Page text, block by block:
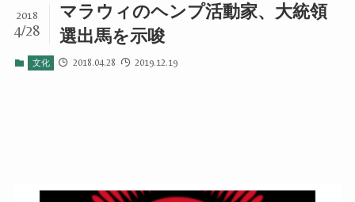
マラウィのヘンプ活動家、大統領
選出馬を示唆
2018
4/28
文化 2018.04.28 2019.12.19